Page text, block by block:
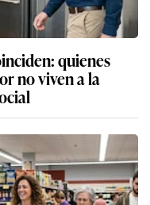
quienes
no viven a la